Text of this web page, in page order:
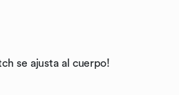
se ajusta al cuerpo!